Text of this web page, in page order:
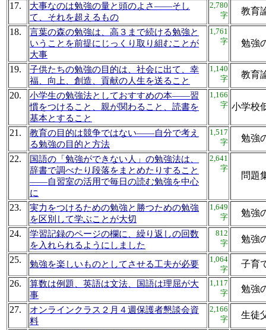
17.
大事なのは勉強の量と頭のよさ――そし
て、それを超えるもの
2,780
字
教育
18.
言葉の森の勉強は、高３まで続ける勉強と
いうことを前提にじっくり取り組むことが
大事
1,761
字
勉
19.
子供たちの勉強の目的は、社会に出て、幸
福、向上、創造、貢献の人生を送ること
1,140
字
教育
20.
小学生の勉強法としておすすめの本――習
慣をつけること、親が関わること、読書を
基本とすること
1,166
字 小学
21.
教育の目的は競争ではない――自分で考え
る勉強の目的と方法
1,517
字
勉
22.
国語の「勉強ができない人」の勉強法は、
辞書で調べたり段落をまとめたりすること
――自習室の活用で毎日の読む勉強を中心
に
2,641
字
問題
23.
実力をつけるための勉強と勝つための勉強
を区別して学ぶことが大切
1,649
字
勉
24.
学習記録のページの欄に、繰り返しの回数
を入れられるようにしました
812
字
勉
25. 勉強を楽しいものとしてさせる工夫が必要
1,064
字
子育
26.
算数は例題、英語は文法、国語は理屈が大
事
1,117
字
勉
27.
オンラインクラス２月４週保護者懇談会資
料
2,166
字
生徒